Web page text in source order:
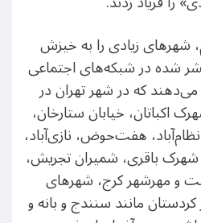
شهرهای زیادی را به خیزش
شده در شبکه‌های اجتماعی
که در شهر تهران در
اکباتان، خیابان ستارخان،
هفت‌حوض، نازی‌آباد،
شهرک باقری، شمیران تجریش،
و مهرشهر کرج، شهرهای
مانند سنندج و بانه و